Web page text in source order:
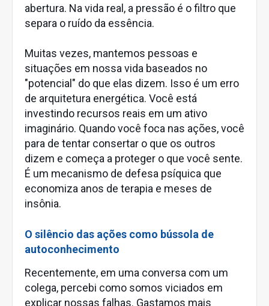
abertura. Na vida real, a pressão é o filtro que
separa o ruído da essência.
Muitas vezes, mantemos pessoas e
situações em nossa vida baseados no
"potencial" do que elas dizem. Isso é um erro
de arquitetura energética. Você está
investindo recursos reais em um ativo
imaginário. Quando você foca nas ações, você
para de tentar consertar o que os outros
dizem e começa a proteger o que você sente.
É um mecanismo de defesa psíquica que
economiza anos de terapia e meses de
insônia.
O silêncio das ações como bússola de
autoconhecimento
Recentemente, em uma conversa com um
colega, percebi como somos viciados em
explicar nossas falhas. Gastamos mais